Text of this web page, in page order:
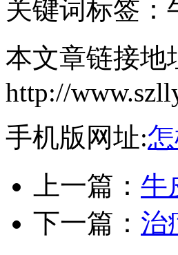
关键词标签：
本文章链接地
http://
手机版网址:
上一篇： 牛
下一篇： 治